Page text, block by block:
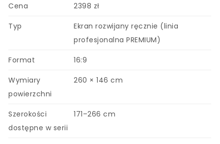
Cena 2398 zł
Typ
Ekran rozwijany ręcznie (linia
profesjonalna PREMIUM)
Format 16:9
Wymiary
powierzchni
260 × 146 cm
Szerokości
dostępne w serii
171–266 cm